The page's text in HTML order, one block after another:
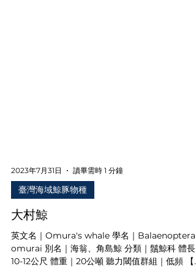
2023年7月31日 讀畢需時 1 分鐘
臺灣海域鯨豚物種
大村鯨
英文名｜Omura's whale 學名｜Balaenoptera
omurai 別名｜海翁、角島鯨 分類｜鬚鯨科 體長